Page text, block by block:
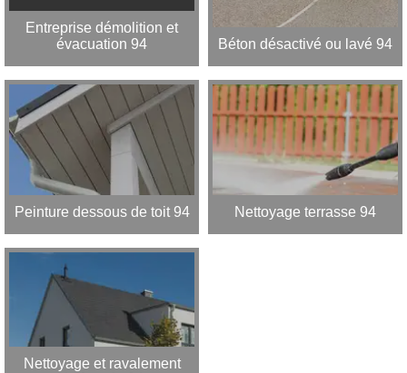
Entreprise démolition et
évacuation 94
Béton désactivé ou lavé 94
Peinture dessous de toit 94 Nettoyage terrasse 94
Nettoyage et ravalement